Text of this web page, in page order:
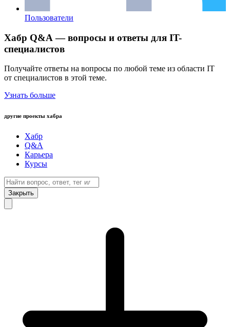
Пользователи
Хабр Q&A — вопросы и ответы для IT-
специалистов
Получайте ответы на вопросы по любой теме из области IT
от специалистов в этой теме.
Узнать больше
другие проекты хабра
Хабр
Q&A
Карьера
Курсы
Закрыть